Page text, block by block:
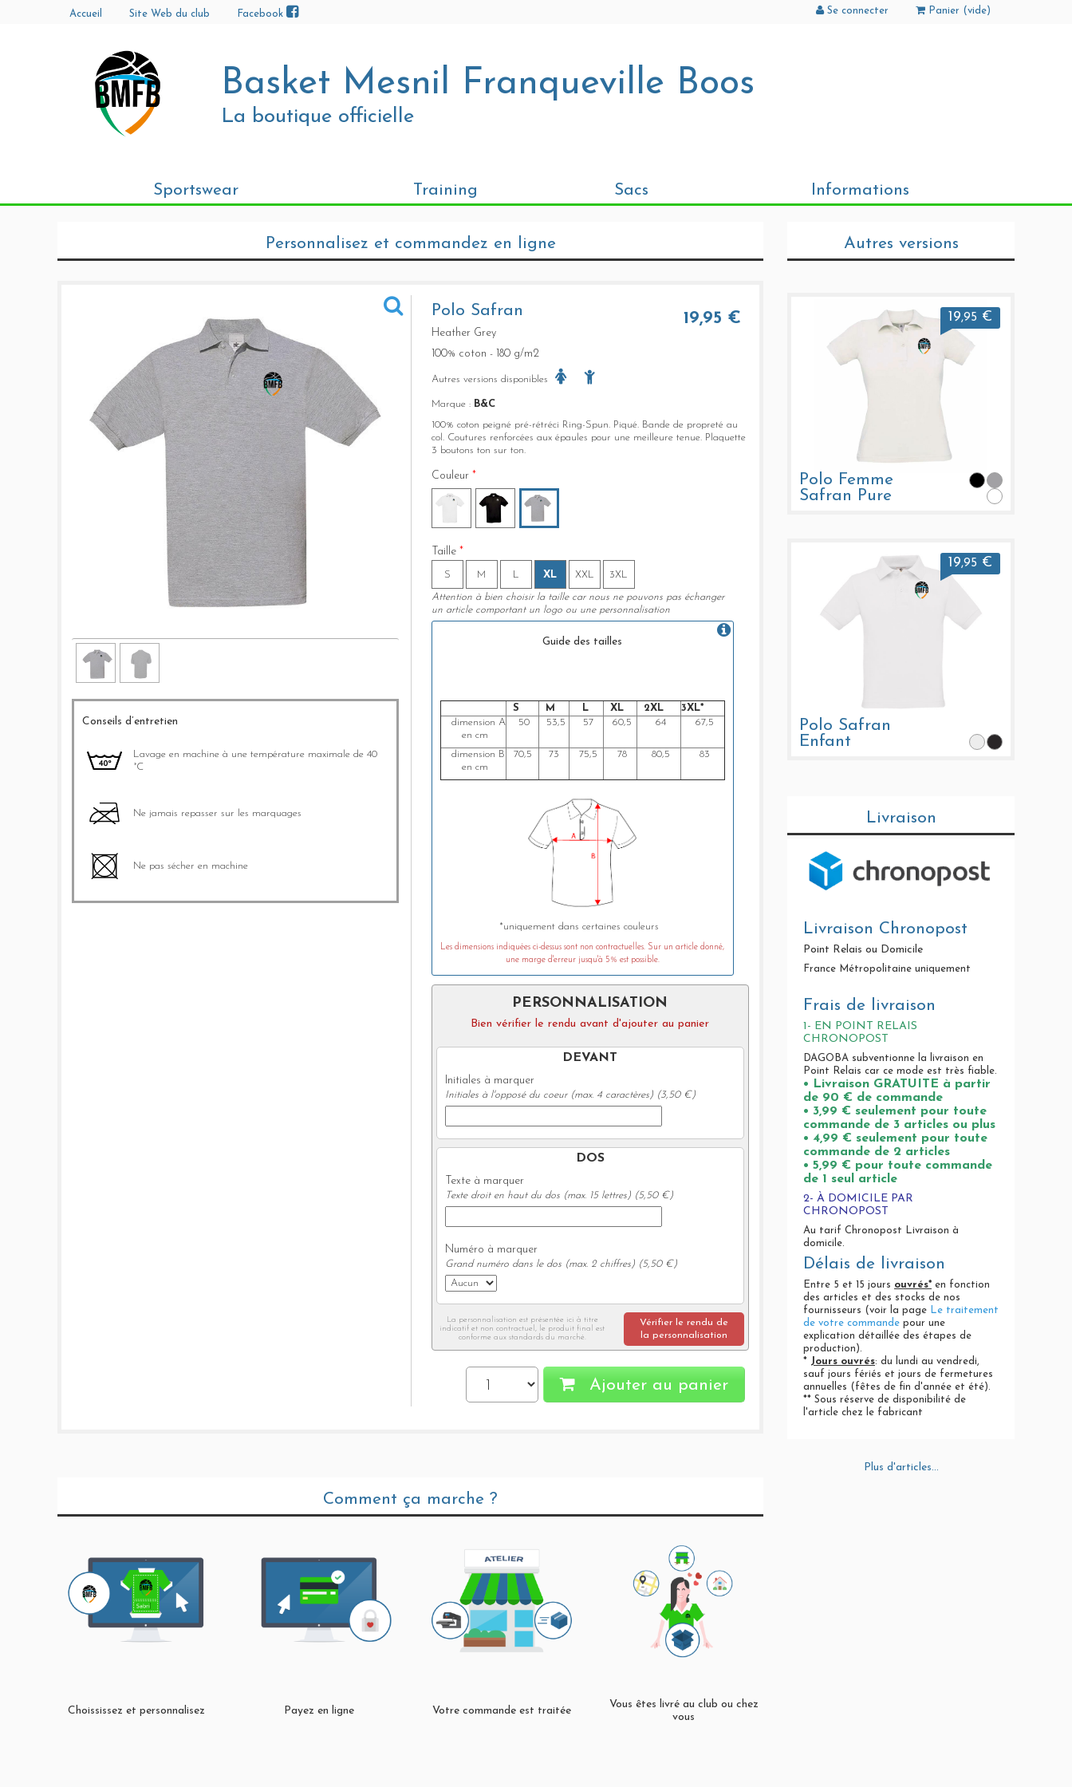
Accueil Site Web du club Facebook Se connecter Panier (vide)
Basket Mesnil Franqueville Boos
La boutique officielle
Sportswear Training Sacs Informations
Personnalisez et commandez en ligne
Conseils d’entretien
Lavage en machine à une température maximale de 40
°C
Ne jamais repasser sur les marquages
Ne pas sécher en machine
Polo Safran 19,95 €
Heather Grey
100% coton - 180 g/m2
Autres versions disponibles
Marque : B&C
100% coton peigné pré-rétréci Ring-Spun. Piqué. Bande de propreté au
col. Coutures renforcées aux épaules pour une meilleure tenue. Plaquette
3 boutons ton sur ton.
Couleur*
Taille *
S M L XL XXL 3XL
Attention à bien choisir la taille car nous ne pouvons pas échanger
un article comportant un logo ou une personnalisation
Guide des tailles
S M L XL 2XL
3XL*
dimension A
en cm
50 53,5 57 60,5 64 67,5
dimension B
en cm
70,5 73 75,5 78 80,5 83
*uniquement dans certaines couleurs
Les dimensions indiquées ci-dessus sont non contractuelles. Sur un article donné,
une marge d'erreur jusqu'à 5% est possible.
PERSONNALISATION
Bien vérifier le rendu avant d'ajouter au panier
DEVANT
Initiales à marquer
Initiales à l'opposé du coeur (max. 4 caractères) (3,50 €)
DOS
Texte à marquer
Texte droit en haut du dos (max. 15 lettres) (5,50 €)
Numéro à marquer
Grand numéro dans le dos (max. 2 chiffres) (5,50 €)
La personnalisation est présentée ici à titre
indicatif et non contractuel, le produit final est
conforme aux standards du marché.
Vérifier le rendu de
la personnalisation
Ajouter au panier
Comment ça marche ?
Choississez et personnalisez Payez en ligne Votre commande est traitée
Vous êtes livré au club ou chez
vous
Autres versions
19,95 €
Polo Femme
Safran Pure
19,95 €
Polo Safran
Enfant
Livraison
Livraison Chronopost
Point Relais ou Domicile
France Métropolitaine uniquement
Frais de livraison
1- EN POINT RELAIS
CHRONOPOST
DAGOBA subventionne la livraison en
Point Relais car ce mode est très fiable.
• Livraison GRATUITE à partir
de 90 € de commande
• 3,99 € seulement pour toute
commande de 3 articles ou plus
• 4,99 € seulement pour toute
commande de 2 articles
• 5,99 € pour toute commande
de 1 seul article
2- À DOMICILE PAR
CHRONOPOST
Au tarif Chronopost Livraison à
domicile.
Délais de livraison
Entre 5 et 15 jours ouvrés* en fonction
des articles et des stocks de nos
fournisseurs (voir la page Le traitement
de votre commande pour une
explication détaillée des étapes de
production).
* Jours ouvrés: du lundi au vendredi,
sauf jours fériés et jours de fermetures
annuelles (fêtes de fin d'année et été).
** Sous réserve de disponibilité de
l'article chez le fabricant
Plus d'articles...